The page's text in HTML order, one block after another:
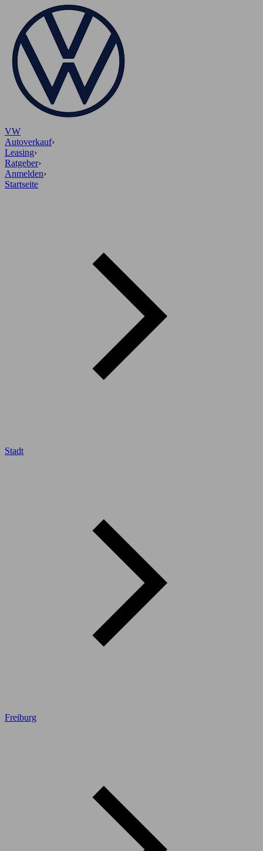
VW
Autoverkauf›
Leasing›
Ratgeber›
Anmelden›
Startseite
Stadt
Freiburg